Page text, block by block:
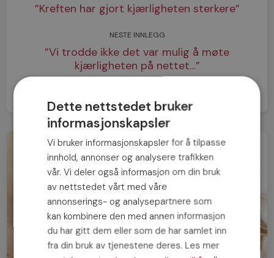
”Kreften har gjort kjærligheten sterkere”
NESTE INNLEGG
”Vi trodde ikke det var mulig å møte
kjærligheten på nettet…”
Dette nettstedet bruker
informasjonskapsler
Vi bruker informasjonskapsler for å tilpasse
innhold, annonser og analysere trafikken
vår. Vi deler også informasjon om din bruk
av nettstedet vårt med våre
annonserings- og analysepartnere som
kan kombinere den med annen informasjon
du har gitt dem eller som de har samlet inn
fra din bruk av tjenestene deres. Les mer